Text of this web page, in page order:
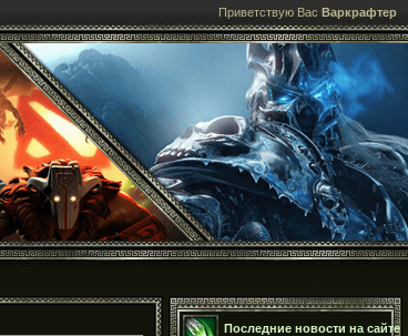
Приветствую Вас Варкрафтер
Последние новости на сайте